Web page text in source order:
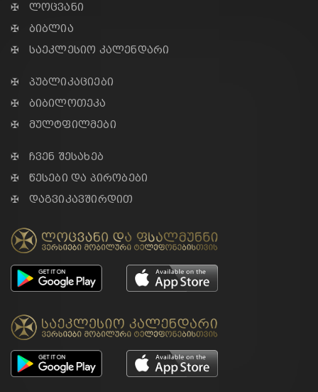
✠ ლოცვანი
✠ ბიბლია
✠ საეკლესიო კალენდარი
✠ პუბლიკაციები
✠ ბიბილოთეკა
✠ მულტფილმები
✠ ჩვენ შესახებ
✠ წესები და პირობები
✠ დაგვიკავშირდით